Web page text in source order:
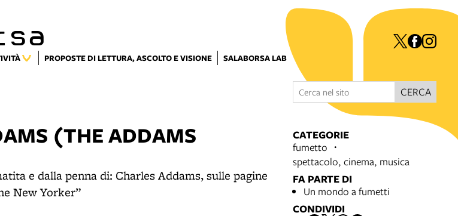
PROPOSTE DI LETTURA, ASCOLTO E VISIONE SALABORSA LAB
CERCA
(THE ADDAMS
e dalla penna di: Charles Addams, sulle pagine
New Yorker”
CATEGORIE
fumetto
spettacolo, cinema, musica
FA PARTE DI
Un mondo a fumetti
CONDIVIDI